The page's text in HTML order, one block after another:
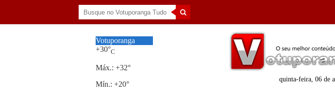
Votuporanga
+30°C
Máx.: +32°
Mín.: +20°
quinta-feira, 06 de